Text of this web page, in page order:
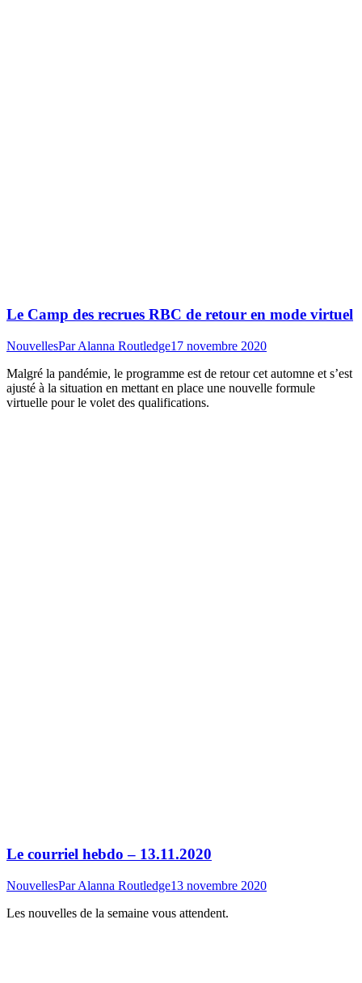
Le Camp des recrues RBC de retour en mode virtuel
NouvellesParAlanna Routledge17 novembre 2020
Malgré la pandémie, le programme est de retour cet automne et s’est
ajusté à la situation en mettant en place une nouvelle formule
virtuelle pour le volet des qualifications.
Le courriel hebdo – 13.11.2020
NouvellesParAlanna Routledge13 novembre 2020
Les nouvelles de la semaine vous attendent.